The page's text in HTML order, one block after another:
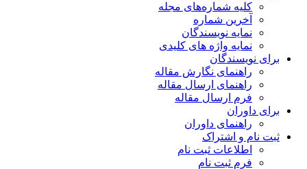
کلیه شماره‌های مجله
آخرین شماره
نمایه نویسندگان
نمایه واژه های کلیدی
برای نویسندگان
راهنمای نگارش مقاله
راهنمای ارسال مقاله
فرم ارسال مقاله
برای داوران
راهنمای داوران
ثبت نام و اشتراک
اطلاعات ثبت نام
فرم ثبت نام